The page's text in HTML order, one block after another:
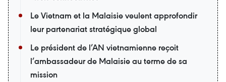
Le Vietnam et la Malaisie veulent approfondir
leur partenariat stratégique global
Le président de l’AN vietnamienne reçoit
l’ambassadeur de Malaisie au terme de sa
mission